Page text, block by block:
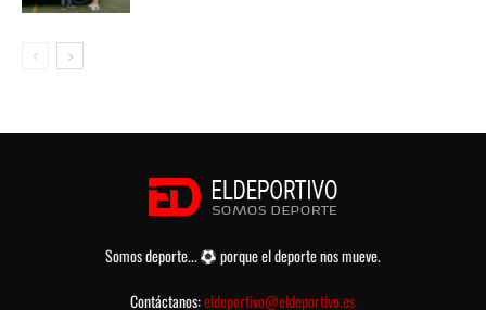
Somos deporte...
porque el deporte nos mueve.
Contáctanos:eldeportivo@eldeportivo.es